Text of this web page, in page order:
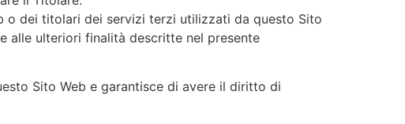
o dei titolari dei servizi terzi utilizzati da questo Sito
alle ulteriori finalità descritte nel presente
Sito Web e garantisce di avere il diritto di